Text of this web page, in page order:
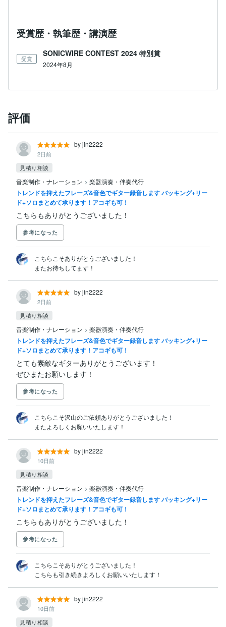
受賞歴・執筆歴・講演歴
受賞
SONICWIRE CONTEST 2024 特別賞
2024年8月
評価
by jin2222
2日前
見積り相談
音楽制作・ナレーション > 楽器演奏・伴奏代行
トレンドを抑えたフレーズ&音色でギター録音します バッキング+リー
ド+ソロまとめて承ります！アコギも可！
こちらもありがとうございました！
参考になった
こちらこそありがとうございました！
またお待ちしてます！
by jin2222
2日前
見積り相談
音楽制作・ナレーション > 楽器演奏・伴奏代行
トレンドを抑えたフレーズ&音色でギター録音します バッキング+リー
ド+ソロまとめて承ります！アコギも可！
とても素敵なギターありがとうございます！
ぜひまたお願いします！
参考になった
こちらこそ沢山のご依頼ありがとうございました！
またよろしくお願いいたします！
by jin2222
10日前
見積り相談
音楽制作・ナレーション > 楽器演奏・伴奏代行
トレンドを抑えたフレーズ&音色でギター録音します バッキング+リー
ド+ソロまとめて承ります！アコギも可！
こちらもありがとうございました！
参考になった
こちらこそありがとうございました！
こちらも引き続きよろしくお願いいたします！
by jin2222
10日前
見積り相談